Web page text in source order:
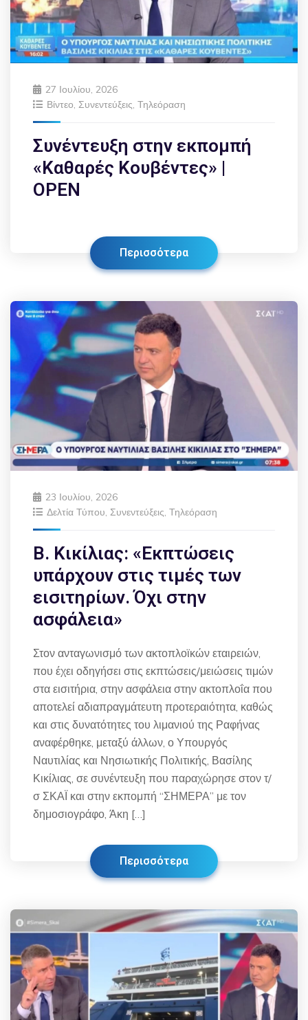
27 Ιουλίου, 2026
Βίντεο, Συνεντεύξεις, Τηλεόραση
Συνέντευξη στην εκπομπή
«Καθαρές Κουβέντες» |
OPEN
Περισσότερα
23 Ιουλίου, 2026
Δελτία Τύπου, Συνεντεύξεις, Τηλεόραση
Β. Κικίλιας: «Εκπτώσεις
υπάρχουν στις τιμές των
εισιτηρίων. Όχι στην
ασφάλεια»
Στον ανταγωνισμό των ακτοπλοϊκών εταιρειών,
που έχει οδηγήσει στις εκπτώσεις/μειώσεις τιμών
στα εισιτήρια, στην ασφάλεια στην ακτοπλοΐα που
αποτελεί αδιαπραγμάτευτη προτεραιότητα, καθώς
και στις δυνατότητες του λιμανιού της Ραφήνας
αναφέρθηκε, μεταξύ άλλων, ο Υπουργός
Ναυτιλίας και Νησιωτικής Πολιτικής, Βασίλης
Κικίλιας, σε συνέντευξη που παραχώρησε στον τ/
σ ΣΚΑΪ και στην εκπομπή “ΣΗΜΕΡΑ” με τον
δημοσιογράφο, Άκη […]
Περισσότερα